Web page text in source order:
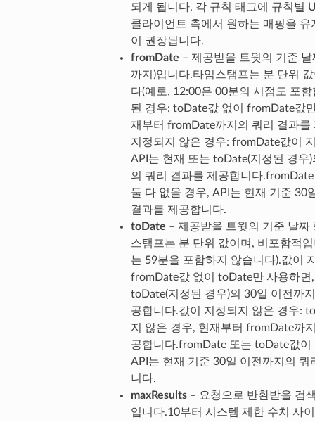
되게 됩니다. 각 규칙 태그에 규칙별
클라이언트 측에서 원하는 매핑을 유
이 권장됩니다.
fromDate – 제공받을 트윗의 기준
까지)입니다.타임스탬프는 분 단위
다(예로, 12:00은 00분의 시점도 포
된 경우: toDate값 없이 fromDate값
재부터 fromDate까지의 쿼리 결과를
지정되지 않은 경우: fromDate값이
API는 현재 또는 toDate(지정된 경우
의 쿼리 결과를 제공합니다
둘 다 없을 경우, API는 현재 기준 30
결과를 제공합니다.
toDate – 제공받을 트윗의 기준 날짜
스탬프는 분 단위 값이며, 비포함적
는 59분을 포함하지 않습니다).값이
fromDate값 없이 toDate만 사용하면
toDate(지정된 경우)의 30일 이전까
공합니다.값이 지정되지 않은 경우:
지 않은 경우, 현재부터 fromDate까
공합니다.fromDate 또는 toDate값이
API는 현재 기준 30일 이전까지의 쿼
니다.
maxResults– 요청으로 반환받을 검
입니다.10부터 시스템 제한 수치 사